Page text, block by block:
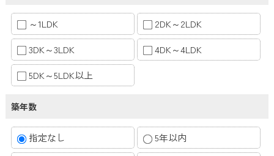
～1LDK
2DK～2LDK
3DK～3LDK
4DK～4LDK
5DK～5LDK以上
築年数
指定なし
5年以内